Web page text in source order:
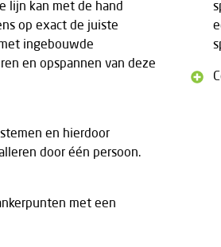
lijn kan met de hand
op exact de juiste
ingebouwde
en opspannen van deze
en hierdoor
door één persoon.
met een